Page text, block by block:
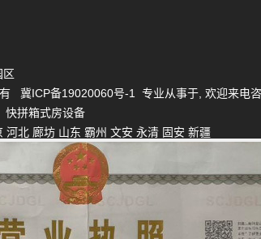
区
冀ICP备19020060号-1
专业从事于, 欢迎来电
快拼箱式房设备
河北 廊坊 山东 霸州 文安 永清 固安 新疆